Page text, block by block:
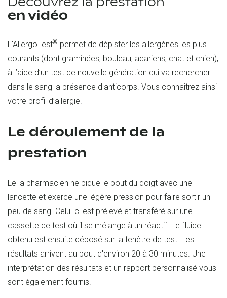
en vidéo
L'AllergoTest® permet de dépister les allergènes les plus
courants (dont graminées, bouleau, acariens, chat et chien),
à l’aide d’un test de nouvelle génération qui va rechercher
dans le sang la présence d'anticorps. Vous connaîtrez ainsi
votre profil d’allergie.
Le déroulement de la
prestation
Le·la pharmacien·ne pique le bout du doigt avec une
lancette et exerce une légère pression pour faire sortir un
peu de sang. Celui-ci est prélevé et transféré sur une
cassette de test où il se mélange à un réactif. Le fluide
obtenu est ensuite déposé sur la fenêtre de test. Les
résultats arrivent au bout d'environ 20 à 30 minutes. Une
interprétation des résultats et un rapport personnalisé vous
sont également fournis.